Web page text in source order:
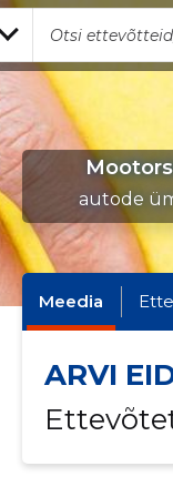
autode
Meedia
ARVI